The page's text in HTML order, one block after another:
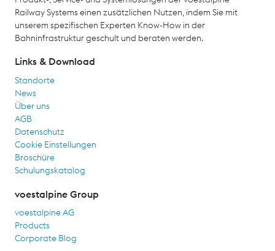
Railway Systems einen zusätzlichen Nutzen, indem Sie mit
unserem spezifischen Experten Know-How in der
Bahninfrastruktur geschult und beraten werden.
Links & Download
Standorte
News
Über uns
AGB
Datenschutz
Cookie Einstellungen
Broschüre
Schulungskatalog
voestalpine Group
voestalpine AG
Products
Corporate Blog